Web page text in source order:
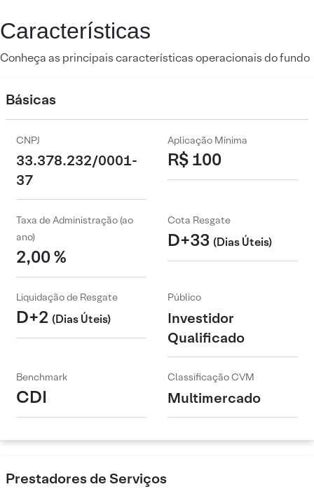
Características
Conheça as principais características operacionais do fundo
Básicas
CNPJ
33.378.232/0001-
37
Aplicação Mínima
R$ 100
Taxa de Administração (ao
ano)
2,00 %
Cota Resgate
D+33 (Dias Úteis)
Liquidação de Resgate
D+2 (Dias Úteis)
Público
Investidor
Qualificado
Benchmark
CDI
Classificação CVM
Multimercado
Prestadores de Serviços